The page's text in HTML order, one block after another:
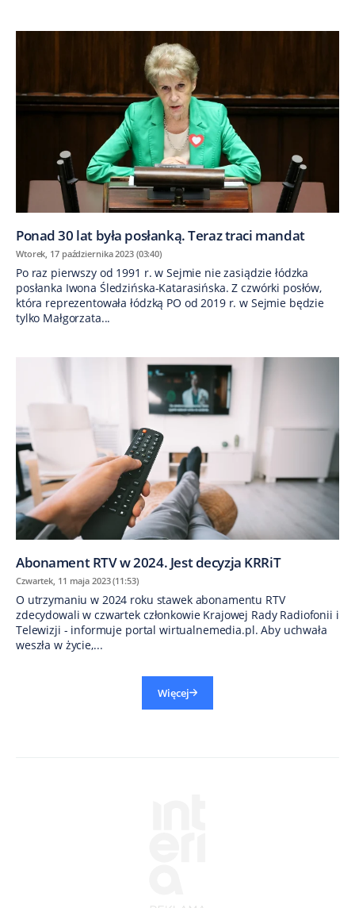
Ponad 30 lat była posłanką. Teraz traci mandat
Wtorek, 17 października 2023 (03:40)
Po raz pierwszy od 1991 r. w Sejmie nie zasiądzie łódzka
posłanka Iwona Śledzińska-Katarasińska. Z czwórki posłów,
która reprezentowała łódzką PO od 2019 r. w Sejmie będzie
tylko Małgorzata...
Abonament RTV w 2024. Jest decyzja KRRiT
Czwartek, 11 maja 2023 (11:53)
O utrzymaniu w 2024 roku stawek abonamentu RTV
zdecydowali w czwartek członkowie Krajowej Rady Radiofonii i
Telewizji - informuje portal wirtualnemedia.pl. Aby uchwała
weszła w życie,...
Więcej